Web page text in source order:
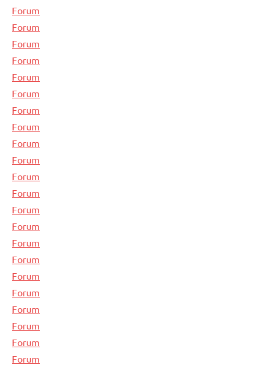
Forum
Forum
Forum
Forum
Forum
Forum
Forum
Forum
Forum
Forum
Forum
Forum
Forum
Forum
Forum
Forum
Forum
Forum
Forum
Forum
Forum
Forum